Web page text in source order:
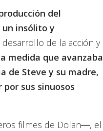
del
un insólito y
de la acción y
a medida que avanzaba
de Steve y su madre,
sus sinuosos
filmes de Dolan―, el